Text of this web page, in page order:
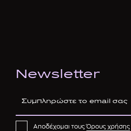
Newsletter
Αποδέχομαι τουςΌρους χρήσης